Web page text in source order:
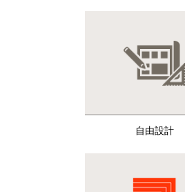
自由設計